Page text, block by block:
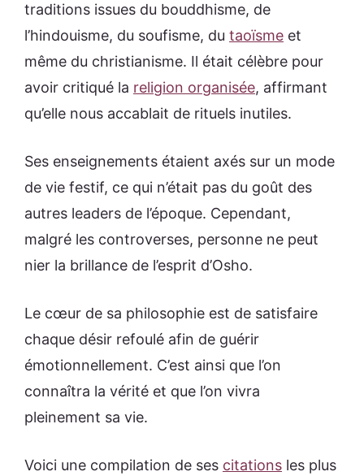
traditions issues du bouddhisme, de
l’hindouisme, du soufisme, du taoïsme et
même du christianisme. Il était célèbre pour
avoir critiqué la religion organisée, affirmant
qu’elle nous accablait de rituels inutiles.
Ses enseignements étaient axés sur un mode
de vie festif, ce qui n’était pas du goût des
autres leaders de l’époque. Cependant,
malgré les controverses, personne ne peut
nier la brillance de l’esprit d’Osho.
Le cœur de sa philosophie est de satisfaire
chaque désir refoulé afin de guérir
émotionnellement. C’est ainsi que l’on
connaîtra la vérité et que l’on vivra
pleinement sa vie.
Voici une compilation de ses citations les plus